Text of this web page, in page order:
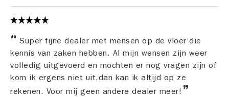
Super fijne dealer met mensen op de vloer die
kennis van zaken hebben. Al mijn wensen zijn weer
volledig uitgevoerd en mochten er nog vragen zijn of
kom ik ergens niet uit,dan kan ik altijd op ze
rekenen. Voor mij geen andere dealer meer!